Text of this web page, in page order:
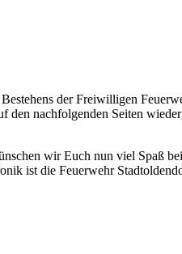
der Freiwilligen
den nachfolgenden Seiten
wir Euch nun viel Spaß
ist die Feuerwehr